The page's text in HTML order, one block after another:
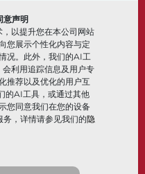
声明
以提升您在本公司网站
您展示个性化内容与定
况。此外，我们的AI工
利用追踪信息及用户专
推荐以及优化的用户互
的AI工具，或通过其他
您同意我们在您的设备
，详情请参见我们的隐
中心
选择
YouTube